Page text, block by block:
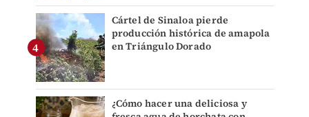
Cártel de Sinaloa pierde
producción histórica de amapola
en Triángulo Dorado
¿Cómo hacer una deliciosa y